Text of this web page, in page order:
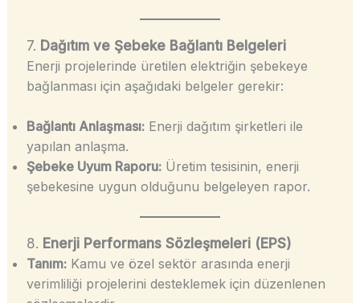
7. Dağıtım ve Şebeke Bağlantı Belgeleri
Enerji projelerinde üretilen elektriğin şebekeye
bağlanması için aşağıdaki belgeler gerekir:
Bağlantı Anlaşması:Enerji dağıtım şirketleri ile
yapılan anlaşma.
Şebeke Uyum Raporu:Üretim tesisinin, enerji
şebekesine uygun olduğunu belgeleyen rapor.
8. Enerji Performans Sözleşmeleri (EPS)
Tanım:Kamu ve özel sektör arasında enerji
verimliliği projelerini desteklemek için düzenlenen